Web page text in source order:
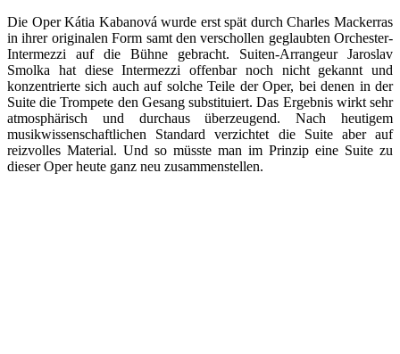
Die Oper Kátia Kabanová wurde erst spät durch Charles Mackerras
in ihrer originalen Form samt den verschollen geglaubten Orchester-
Intermezzi auf die Bühne gebracht. Suiten-Arrangeur Jaroslav
Smolka hat diese Intermezzi offenbar noch nicht gekannt und
konzentrierte sich auch auf solche Teile der Oper, bei denen in der
Suite die Trompete den Gesang substituiert. Das Ergebnis wirkt sehr
atmosphärisch und durchaus überzeugend. Nach heutigem
musikwissenschaftlichen Standard verzichtet die Suite aber auf
reizvolles Material. Und so müsste man im Prinzip eine Suite zu
dieser Oper heute ganz neu zusammenstellen.